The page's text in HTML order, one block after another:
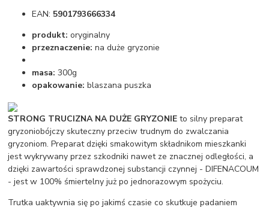
EAN: 5901793666334
produkt: oryginalny
przeznaczenie: na duże gryzonie
masa: 300g
opakowanie: blaszana puszka
STRONG TRUCIZNA NA DUŻE GRYZONIE to silny preparat
gryzoniobójczy skuteczny przeciw trudnym do zwalczania
gryzoniom. Preparat dzięki smakowitym składnikom mieszkanki
jest wykrywany przez szkodniki nawet ze znacznej odległości, a
dzięki zawartości sprawdzonej substancji czynnej - DIFENACOUM
- jest w 100% śmiertelny już po jednorazowym spożyciu.
Trutka uaktywnia się po jakimś czasie co skutkuje padaniem